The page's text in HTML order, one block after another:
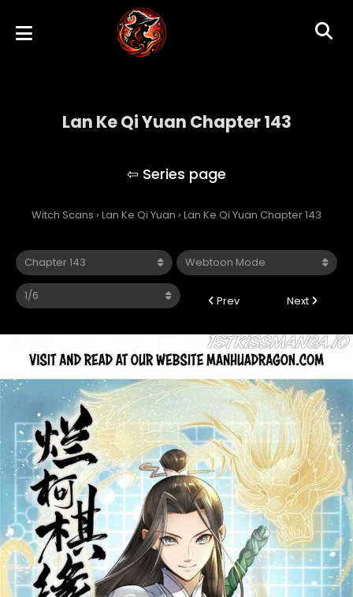
Lan Ke Qi Yuan Chapter 143
Witch Scans › Lan Ke Qi Yuan › Lan Ke Qi Yuan Chapter 143
Prev Next